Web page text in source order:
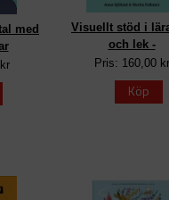
med
Visuellt stöd i
och lek -
Pris: 160,00 kr
Köp